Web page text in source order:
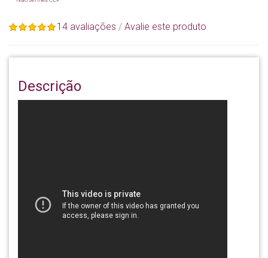
14 avaliações / Avalie este produto
Descrição